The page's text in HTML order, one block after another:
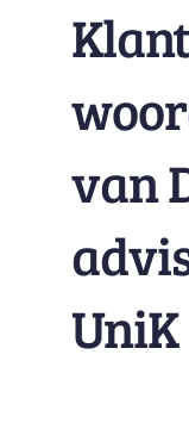
van
UniK